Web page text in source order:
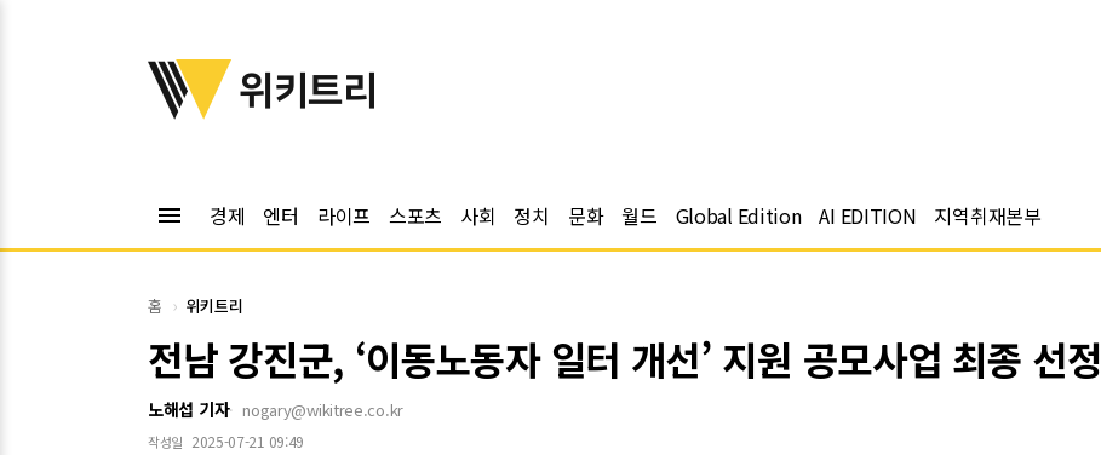
위키트리
위키트리
menu 경제 엔터 라이프 스포츠 사회 정치 문화 월드 Global Edition AI EDITION 지역취재본부
홈 위키트리
전남 강진군, ‘이동노동자 일터 개선’ 지원 공모사업 최종 선정
노해섭 기자 nogary@wikitree.co.kr
작성일 2025-07-21 09:49